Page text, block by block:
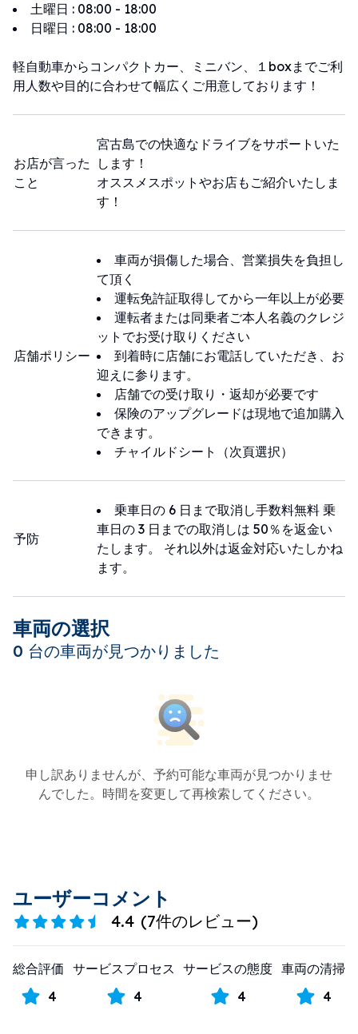
土曜日 : 08:00 - 18:00
日曜日 : 08:00 - 18:00
軽自動車からコンパクトカー、ミニバン、１boxまでご利
用人数や目的に合わせて幅広くご用意しております！
お店が言った
こと
宮古島での快適なドライブをサポートいた
します！
オススメスポットやお店もご紹介いたしま
す！
店舗ポリシー
車両が損傷した場合、営業損失を負担し
て頂く
運転免許証取得してから一年以上が必要
運転者または同乗者ご本人名義のクレジ
ットでお受け取りください
到着時に店舗にお電話していただき、お
迎えに参ります。
店舗での受け取り・返却が必要です
保険のアップグレードは現地で追加購入
できます。
チャイルドシート（次頁選択）
予防
乗車日の 6 日まで取消し手数料無料 乗
車日の 3 日までの取消しは 50％を返金い
たします。 それ以外は返金対応いたしかね
ます。
車両の選択
0 台の車両が見つかりました
申し訳ありませんが、予約可能な車両が見つかりませ
んでした。時間を変更して再検索してください。
ユーザーコメント
4.4 (7件のレビュー)
総合評価
4
サービスプロセス
4
サービスの態度
4
車両の清掃
4